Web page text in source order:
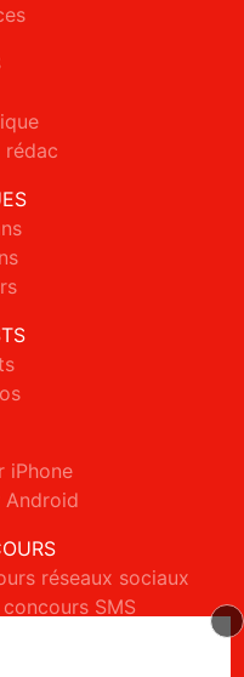
rédac
iPhone
Android
réseaux sociaux
SMS